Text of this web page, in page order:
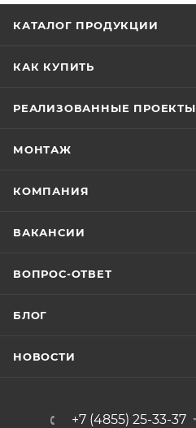
КАТАЛОГ ПРОДУКЦИИ
КАК КУПИТЬ
РЕАЛИЗОВАННЫЕ ПРОЕКТЫ
МОНТАЖ
КОМПАНИЯ
ВАКАНСИИ
ВОПРОС-ОТВЕТ
БЛОГ
НОВОСТИ
+7 (4855) 25-33-37